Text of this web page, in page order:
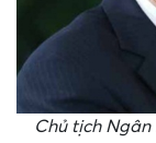
Chủ tịch